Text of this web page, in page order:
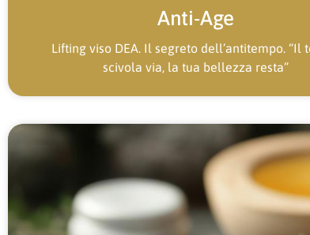
Anti-Age
Lifting viso DEA. Il segreto dell’antitempo. “Il
scivola via, la tua bellezza resta”